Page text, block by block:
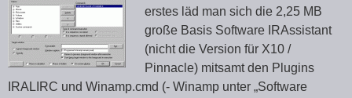
erstes läd man sich die 2,25 MB
große Basis Software IRAssistant
(nicht die Version für X10 /
Pinnacle) mitsamt den Plugins
IRALIRC und Winamp.cmd (- Winamp unter „Software